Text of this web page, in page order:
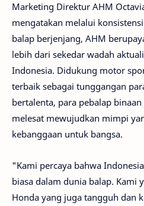
Marketing Direktur AHM
mengatakan melalui
balap berjenjang, AHM
lebih dari sekedar wadah
Indonesia. Didukung motor
terbaik sebagai tunggangan
bertalenta, para pebalap
melesat mewujudkan mimpi
kebanggaan untuk bangsa.
"Kami percaya bahwa
biasa dalam dunia balap. Kami
Honda yang juga tangguh dan